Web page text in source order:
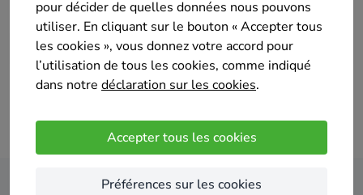
pour décider de quelles données nous pouvons
utiliser. En cliquant sur le bouton « Accepter tous
les cookies », vous donnez votre accord pour
l’utilisation de tous les cookies, comme indiqué
dans notre déclaration sur les cookies.
Accepter tous les cookies
Préférences sur les cookies
Comparer des devis